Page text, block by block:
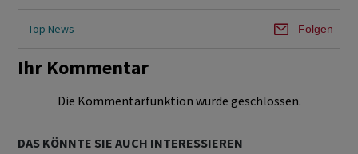
Top News Folgen
Ihr Kommentar
Die Kommentarfunktion wurde geschlossen.
DAS KÖNNTE SIE AUCH INTERESSIEREN